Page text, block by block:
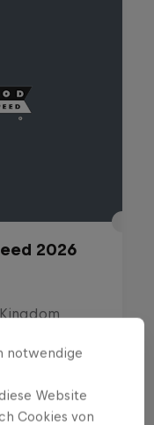
2026
notwendige
Website
Cookies von